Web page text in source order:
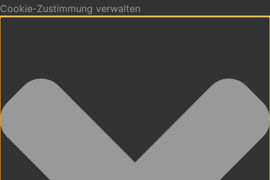
Cookie-Zustimmung verwalten